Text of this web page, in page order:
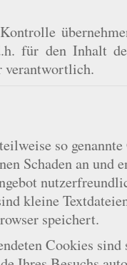
für den Inhalt
verantwortlich.
so
Schaden an und
kleine
speichert.
Cookies sind